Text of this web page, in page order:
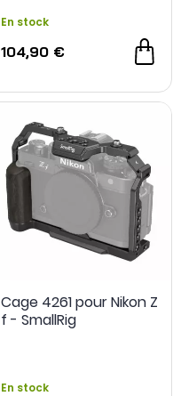
En stock
104,90 €
Cage 4261 pour Nikon Z
f - SmallRig
En stock